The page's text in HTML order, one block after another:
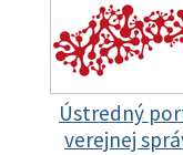
Ústredný
verejnej